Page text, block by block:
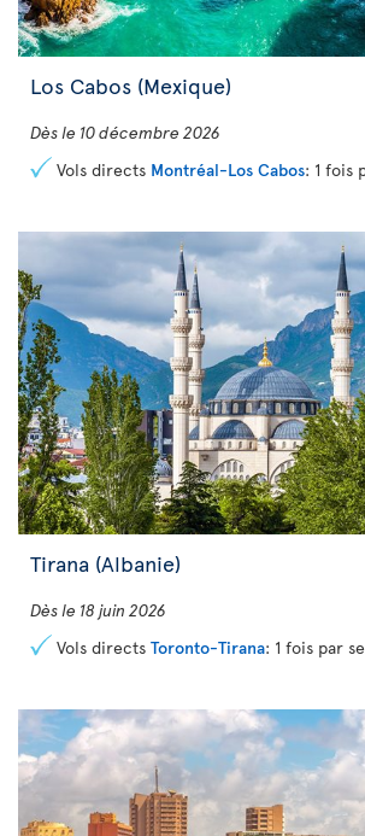
Los Cabos (Mexique)
Dès le 10 décembre 2026
Vols directs Montréal-Los Cabos: 1 fois
Tirana (Albanie)
Dès le 18 juin 2026
Vols directs Toronto-Tirana: 1 fois par